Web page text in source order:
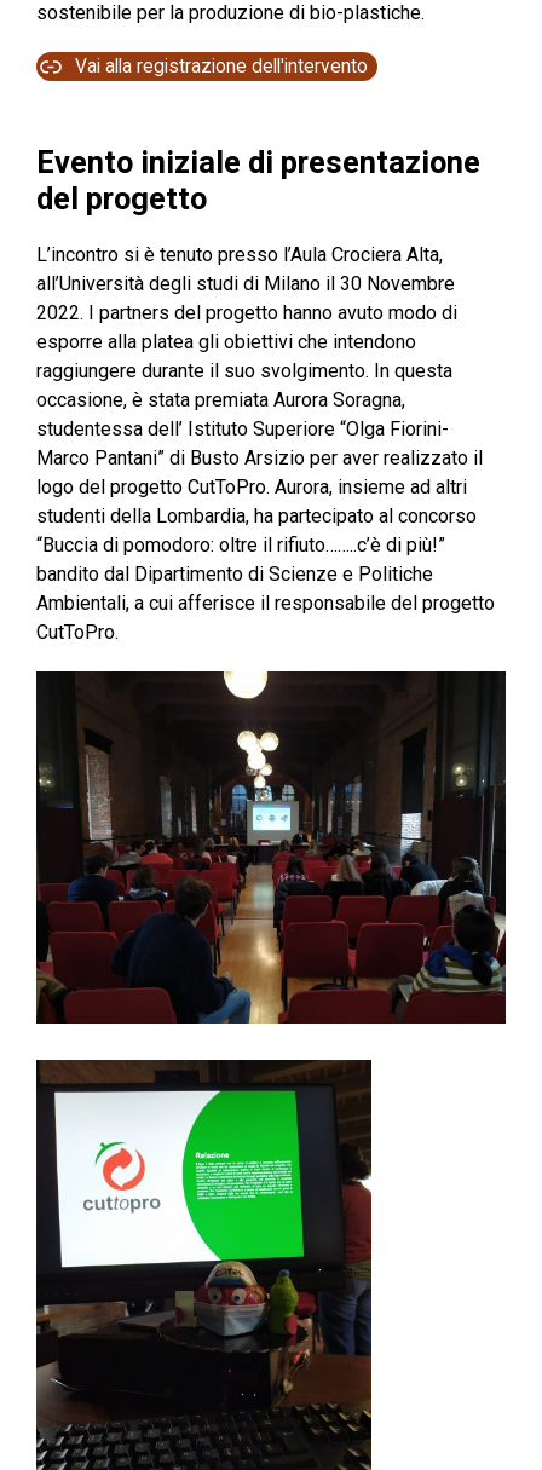
sostenibile per la produzione di bio-plastiche.
Vai alla registrazione dell'intervento
Evento iniziale di presentazione
del progetto
L’incontro si è tenuto presso l’Aula Crociera Alta,
all’Università degli studi di Milano il 30 Novembre
2022. I partners del progetto hanno avuto modo di
esporre alla platea gli obiettivi che intendono
raggiungere durante il suo svolgimento. In questa
occasione, è stata premiata Aurora Soragna,
studentessa dell’ Istituto Superiore “Olga Fiorini-
Marco Pantani” di Busto Arsizio per aver realizzato il
logo del progetto CutToPro. Aurora, insieme ad altri
studenti della Lombardia, ha partecipato al concorso
“Buccia di pomodoro: oltre il rifiuto……..c’è di più!”
bandito dal Dipartimento di Scienze e Politiche
Ambientali, a cui afferisce il responsabile del progetto
CutToPro.